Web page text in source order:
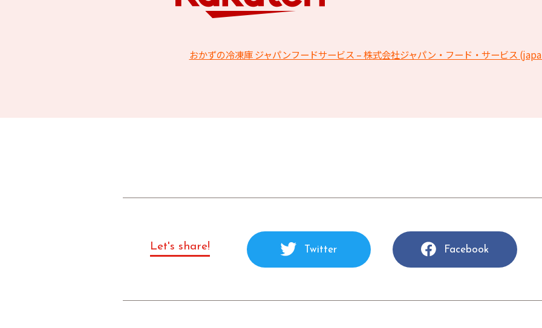
おかずの冷凍庫 ジャパンフードサービス – 株式会社ジャパン・フード・サービス
Let's share! Twitter Facebook